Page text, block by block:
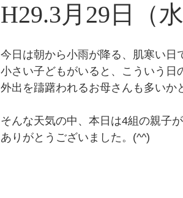
H29.3月29日（
今日は朝から小雨が降る、肌寒い日
小さい子どもがいると、こういう日
外出を躊躇われるお母さんも多いか
そんな天気の中、本日は4組の親子
ありがとうございました。(^^)